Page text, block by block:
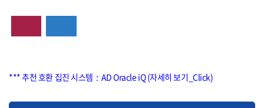
*** 추천 호환 집진 시스템 : AD Oracle iQ (자세히 보기_Click)